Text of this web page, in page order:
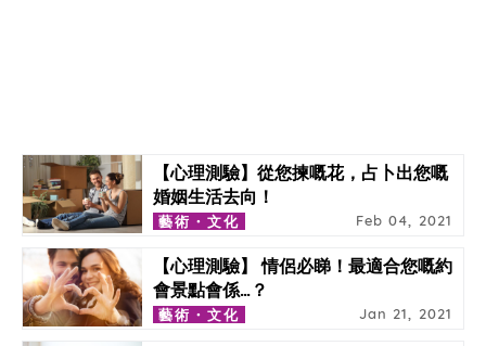
【心理測驗】從您揀嘅花，占卜出您嘅
婚姻生活去向！
藝術・文化 Feb 04, 2021
【心理測驗】 情侶必睇！最適合您嘅約
會景點會係…？
藝術・文化 Jan 21, 2021